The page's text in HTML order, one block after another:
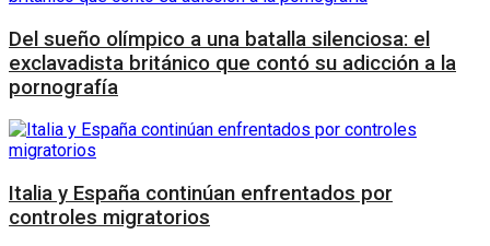
Del sueño olímpico a una batalla silenciosa: el
exclavadista británico que contó su adicción a la
pornografía
Italia y España continúan enfrentados por
controles migratorios